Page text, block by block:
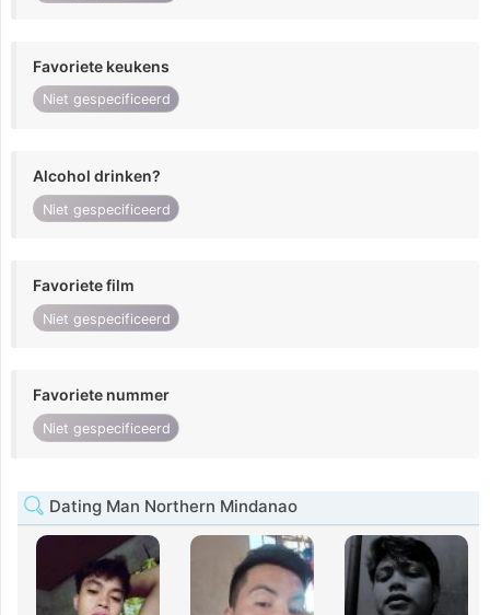
Favoriete keukens
Niet gespecificeerd
Alcohol drinken?
Niet gespecificeerd
Favoriete film
Niet gespecificeerd
Favoriete nummer
Niet gespecificeerd
Dating Man Northern Mindanao